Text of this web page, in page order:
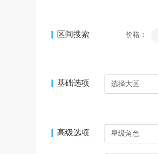
区间搜索 价格：
基础选项 选择大区
高级选项 星级角色